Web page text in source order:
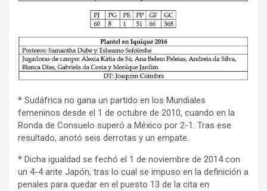
* Sudáfrica no gana un partido en los Mundiales
femeninos desde el 1 de octubre de 2010, cuando en la
Ronda de Consuelo superó a México por 2-1. Tras ese
resultado, anotó seis derrotas y un empate.
* Dicha igualdad se fechó el 1 de noviembre de 2014 con
un 4-4 ante Japón, tras lo cual se impuso en la definición a
penales para quedar en el puesto 13 de la cita en